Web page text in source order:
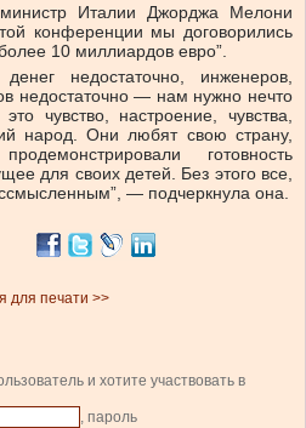
Италии Джорджа Мелони
конференции мы договорились
10 миллиардов евро”.
недостаточно, инженеров,
недостаточно — нам нужно нечто
чувство, настроение, чувства,
народ. Они любят свою страну,
готовность
для своих детей. Без этого все,
— подчеркнула она.
для печати >>
и хотите участвовать в
, пароль